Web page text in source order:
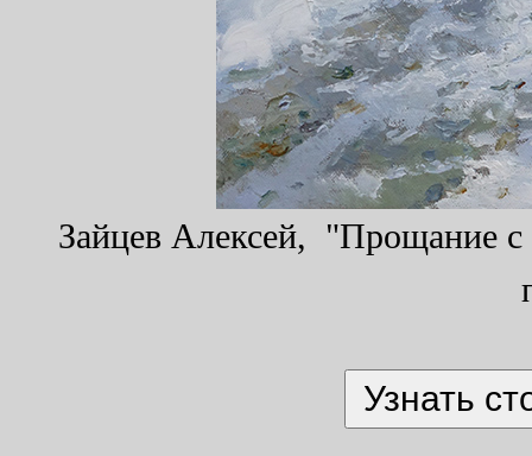
Зайцев Алексей, "Прощание